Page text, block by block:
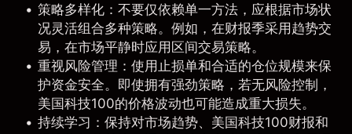
策略多样化：不要仅依赖单一方法，应根据市场状
况灵活组合多种策略。例如，在财报季采用趋势交
易，在市场平静时应用区间交易策略。
重视风险管理：使用止损单和合适的仓位规模来保
护资金安全。即使拥有强劲策略，若无风险控制，
美国科技100的价格波动也可能造成重大损失。
持续学习：保持对市场趋势、美国科技100财报和